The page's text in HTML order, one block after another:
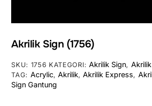
Akrilik Sign (1756)
SKU: 1756 KATEGORI:Akrilik Sign,
TAG: Acrylic, Akrilik,Akrilik Express,
Sign Gantung